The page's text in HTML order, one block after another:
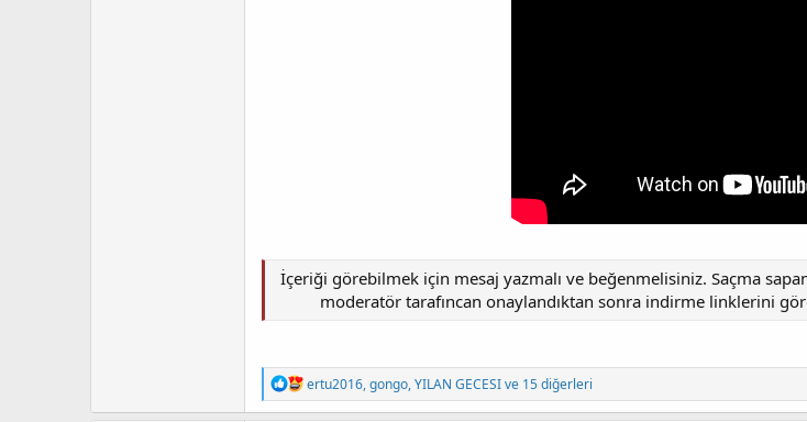
İçeriği görebilmek için mesaj yazmalı ve beğenmelisiniz. Saçma
moderatör tarafıncan onaylandıktan sonra indirme linklerini
T
e
p
ertu2016,gongo,YILAN GECESIve 15 diğerleri